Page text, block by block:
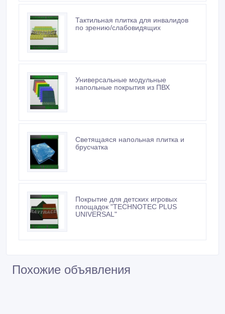
Тактильная плитка для инвалидов
по зрению/слабовидящих
Универсальные модульные
напольные покрытия из ПВХ
Светящаяся напольная плитка и
брусчатка
Покрытие для детских игровых
площадок "TECHNOTEC PLUS
UNIVERSAL"
Похожие объявления